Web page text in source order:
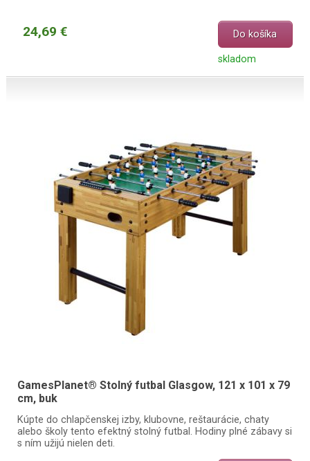
24,69 € Do košíka
skladom
GamesPlanet® Stolný futbal Glasgow, 121 x 101 x 79
cm, buk
Kúpte do chlapčenskej izby, klubovne, reštaurácie, chaty
alebo školy tento efektný stolný futbal. Hodiny plné zábavy si
s ním užijú nielen deti.